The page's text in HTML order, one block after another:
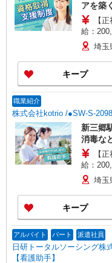
アを築
【
給：
30,000
善手当
により
間） ※
手当と
歓迎 ・
者研修
埼玉
キープ
職業紹介
株式会社kotrio /●SW-S-
新三郷
消毒な
【
給：
30,000
善手当
により
間） ※
手当と
（上記給与とは
歓迎 ・
者研修
埼玉
キープ
アルバイト パート 派遣社員
日研トータルソーシング
【看護助手】